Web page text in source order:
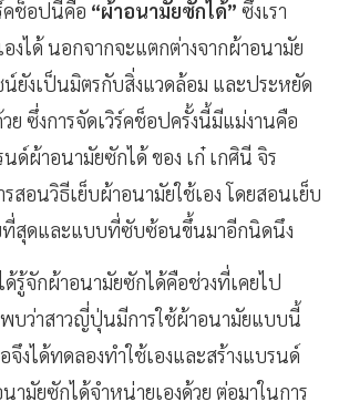
คช็อปนี้คือ “ผ้าอนามัยซักได้” ซึ่งเรา
องได้ นอกจากจะแตกต่างจากผ้าอนามัย
ยังเป็นมิตรกับสิ่งแวดล้อม และประหยัด
ย ซึ่งการจัดเวิร์คช็อปครั้งนี้มีแม่งานคือ
ด์ผ้าอนามัยซักได้ ของ เก๋ เกศินี จิร
สอนวิธีเย็บผ้าอนามัยใช้เอง โดยสอนเย็บ
ที่สุดและแบบที่ซับซ้อนขึ้นมาอีกนิดนึง
ด้รู้จักผ้าอนามัยซักได้คือช่วงที่เคยไป
ว่าสาวญี่ปุ่นมีการใช้ผ้าอนามัยแบบนี้
จึงได้ทดลองทำใช้เองและสร้างแบรนด์
ามัยซักได้จำหน่ายเองด้วย ต่อมาในการ